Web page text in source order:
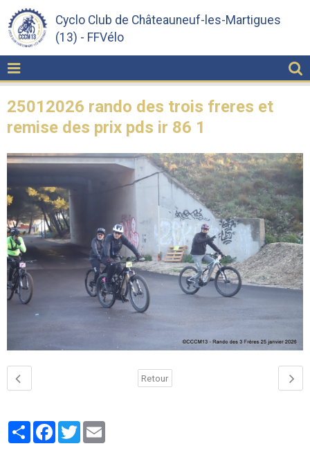
Cyclo Club de Châteauneuf-les-Martigues
(13) - FFVélo
25012026 rando des trois freres et
remise des prix pds ir 86 1
Retour
PartagerFacebook
Twitter